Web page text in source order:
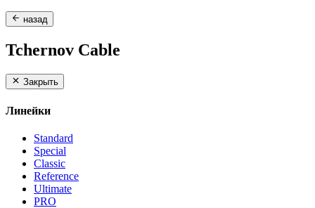
назад
Tchernov Cable
Закрыть
Линейки
Standard
Special
Classic
Reference
Ultimate
PRO